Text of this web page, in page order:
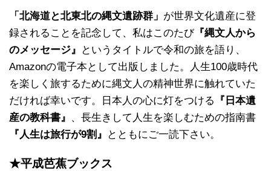
「北海道と北東北の縄文遺跡群」 が世界文化遺産に登
録されることを記念して、私はこのたび 『縄文人から
のメッセージ』
というタイトルで令和の旅を語り、
Amazonの電子本として出版しました。人生100歳時代
を楽しく旅するために縄文人の精神世界に触れていた
だければ幸いです。日本人の心に灯をつける
『日本遺
産の教科書』 、長生きして人生を楽しむための指南書
『人生は旅行が9割』
とともにご一読下さい。
★平成芭蕉ブックス